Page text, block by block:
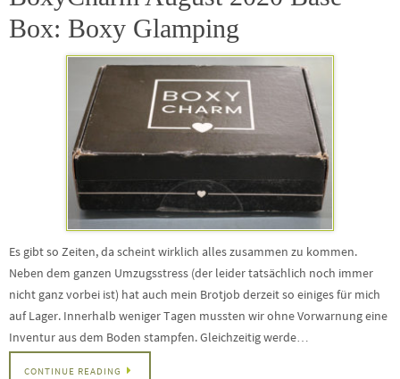
Box: Boxy Glamping
Es gibt so Zeiten, da scheint wirklich alles zusammen zu kommen.
Neben dem ganzen Umzugsstress (der leider tatsächlich noch immer
nicht ganz vorbei ist) hat auch mein Brotjob derzeit so einiges für mich
auf Lager. Innerhalb weniger Tagen mussten wir ohne Vorwarnung eine
Inventur aus dem Boden stampfen. Gleichzeitig werde…
CONTINUE READING